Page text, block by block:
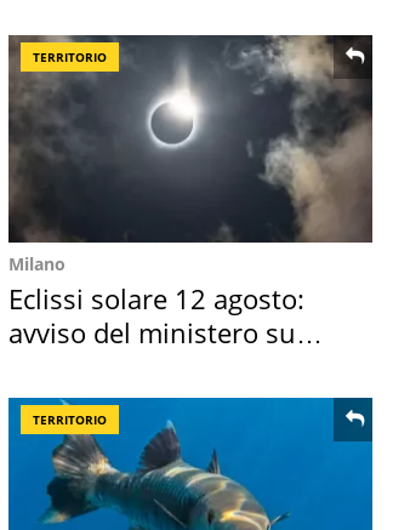
TERRITORIO
Milano
Eclissi solare 12 agosto:
avviso del ministero su
TERRITORIO